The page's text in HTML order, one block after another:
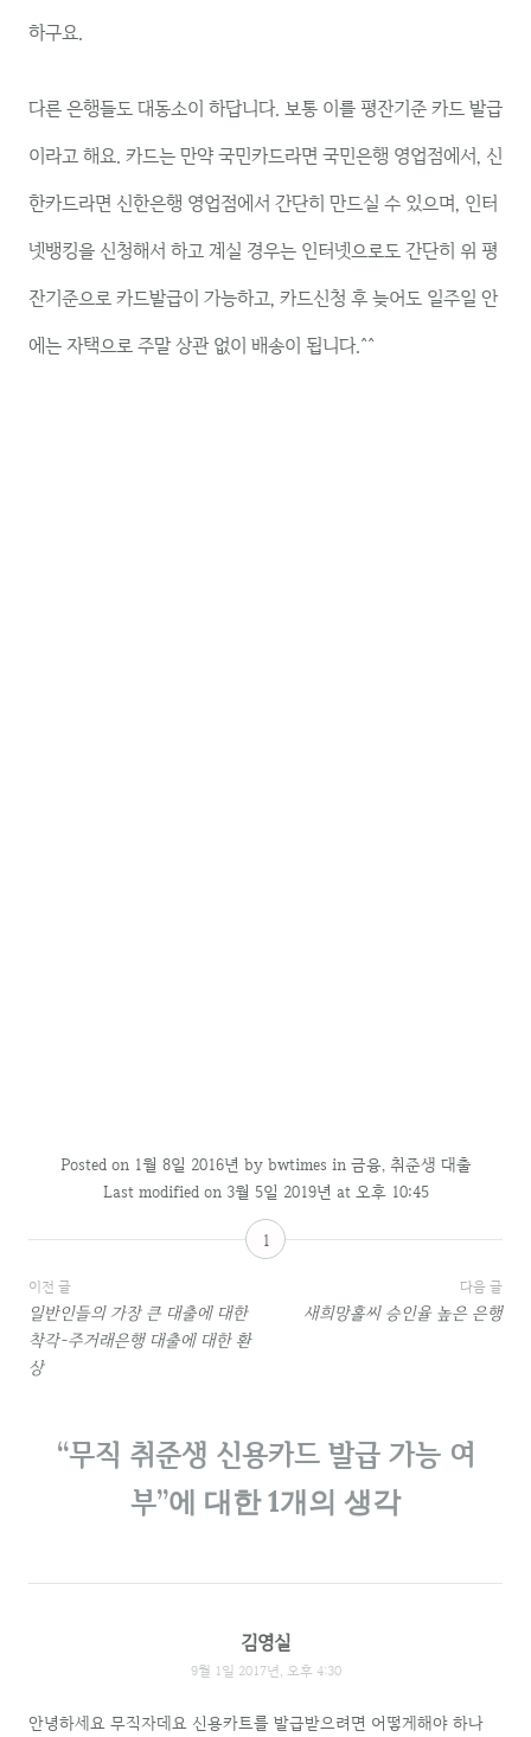
하구요.
다른 은행들도 대동소이 하답니다. 보통 이를 평잔기준 카드 발급
이라고 해요. 카드는 만약 국민카드라면 국민은행 영업점에서, 신
한카드라면 신한은행 영업점에서 간단히 만드실 수 있으며, 인터
넷뱅킹을 신청해서 하고 계실 경우는 인터넷으로도 간단히 위 평
잔기준으로 카드발급이 가능하고, 카드신청 후 늦어도 일주일 안
에는 자택으로 주말 상관 없이 배송이 됩니다.^^
Posted on 1월 8일 2016년 by bwtimes in 금융, 취준생 대출
Last modified on 3월 5일 2019년 at 오후 10:45
1
글
내
비
이전 글
일반인들의 가장 큰 대출에 대한
착각-주거래은행 대출에 대한 환
상
다음 글
새희망홀씨 승인율 높은 은행
“무직 취준생 신용카드 발급 가능 여
부”에 대한 1개의 생각
김영실
9월 1일 2017년, 오후 4:30
안녕하세요 무직자데요 신용카트를 발급받으려면 어떻게해야 하나